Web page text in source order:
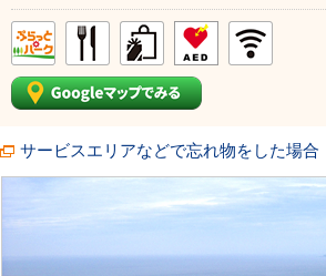
サービスエリアなどで忘れ物をした場合